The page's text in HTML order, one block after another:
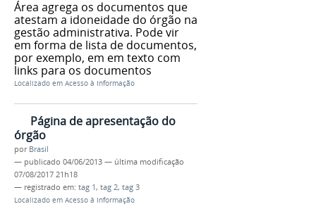
Área agrega os documentos que
atestam a idoneidade do órgão na
gestão administrativa. Pode vir
em forma de lista de documentos,
por exemplo, em em texto com
links para os documentos
Localizado em Acesso à Informação
Página de apresentação do
órgão
por Brasil
— publicado 04/06/2013 — última modificação
07/08/2017 21h18
— registrado em: tag 1, tag 2, tag 3
Localizado em Acesso à Informação